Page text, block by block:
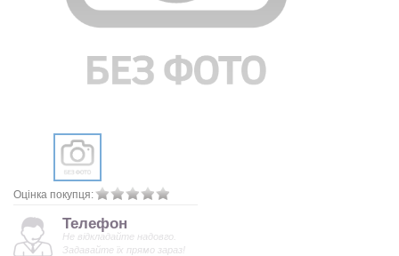
Оцінка покупця:
Телефон
Не відкладайте надовго.
Задавайте їх прямо зараз!